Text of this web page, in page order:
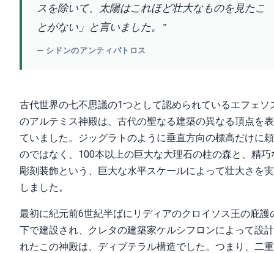
スを除いて、太陽はこれほど壮大なものを見たこ
とがない」と言いました。”
— シドンのアンティパトロス
古代世界の七不思議の1つとして認められているエフェソ
のアルテミス神殿は、古代の聖なる建築の異なる頂点を
ていました。ジッグラトのように垂直方向の標高だけに
のではなく、100本以上の巨大な大理石の柱の森と、精巧
彫刻装飾という、巨大な水平スケールによって壮大さを
しました。
最初に紀元前6世紀半ばにリディアのクロイソス王の庇護
下で建設され、クレタの建築家ケルシフロンによって設
れたこの神殿は、ディプテラル構造でした。つまり、二